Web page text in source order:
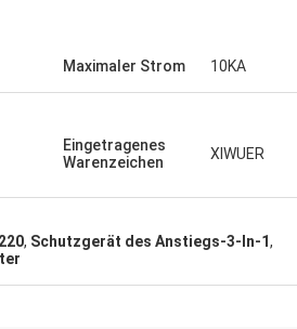
ist sehr innovativ. Sie haben die
was wir
benötigten.“
Maximaler Strom 10KA
Eingetragenes
Warenzeichen
XIWUER
, Schutzgerät des Anstiegs-3-In-1,